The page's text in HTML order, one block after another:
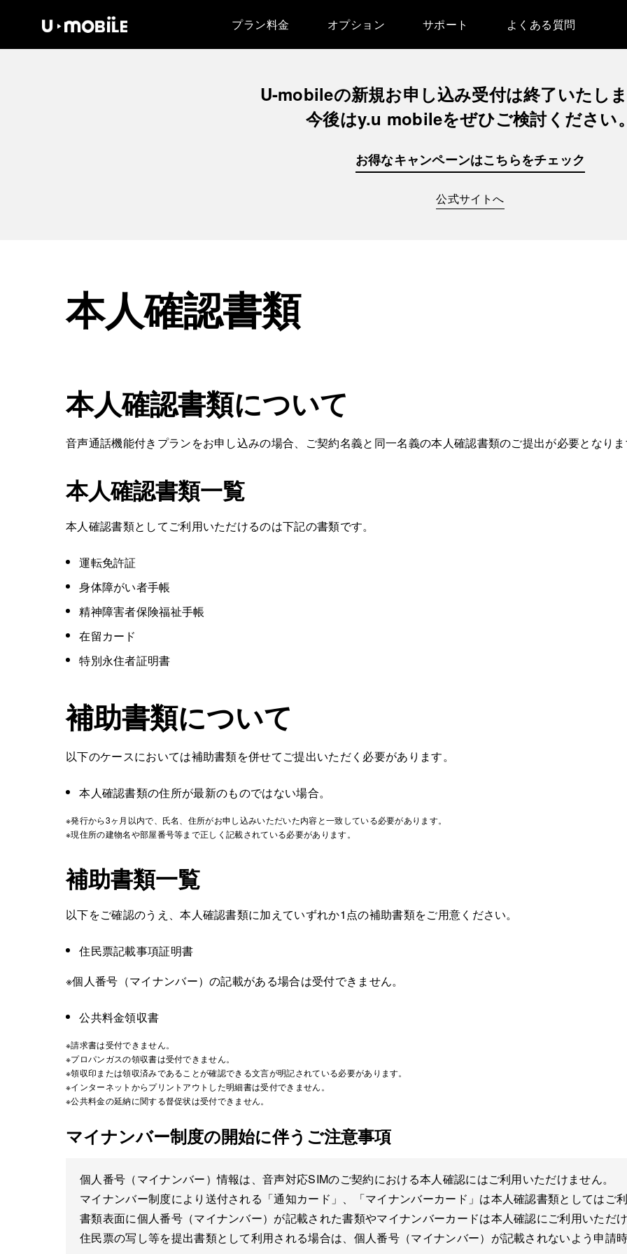
プラン料金 オプション サポート よくある質問
U-mobileの新規お申し込み受付は終了いたし
今後はy.u mobileをぜひご検討ください
お得なキャンペーンはこちらをチェック
公式サイトへ
本人確認書類
本人確認書類について
音声通話機能付きプランをお申し込みの場合、ご契約名義と同一名義の本人確認書類のご提出が必要となり
本人確認書類一覧
本人確認書類としてご利用いただけるのは下記の書類です。
運転免許証
身体障がい者手帳
精神障害者保険福祉手帳
在留カード
特別永住者証明書
補助書類について
以下のケースにおいては補助書類を併せてご提出いただく必要があります。
本人確認書類の住所が最新のものではない場合。
※発行から3ヶ月以内で、氏名、住所がお申し込みいただいた内容と一致している必要があります。
※現住所の建物名や部屋番号等まで正しく記載されている必要があります。
補助書類一覧
以下をご確認のうえ、本人確認書類に加えていずれか1点の補助書類をご用意ください。
住民票記載事項証明書
※個人番号（マイナンバー）の記載がある場合は受付できません。
公共料金領収書
※請求書は受付できません。
※プロパンガスの領収書は受付できません。
※領収印または領収済みであることが確認できる文言が明記されている必要があります。
※インターネットからプリントアウトした明細書は受付できません。
※公共料金の延納に関する督促状は受付できません。
マイナンバー制度の開始に伴うご注意事項
個人番号（マイナンバー）情報は、音声対応SIMのご契約における本人確認にはご利用いただけません。
マイナンバー制度により送付される「通知カード」、「マイナンバーカード」は本人確認書類としてはご
書類表面に個人番号（マイナンバー）が記載された書類やマイナンバーカードは本人確認にご利用いただ
住民票の写し等を提出書類として利用される場合は、個人番号（マイナンバー）が記載されないよう申請